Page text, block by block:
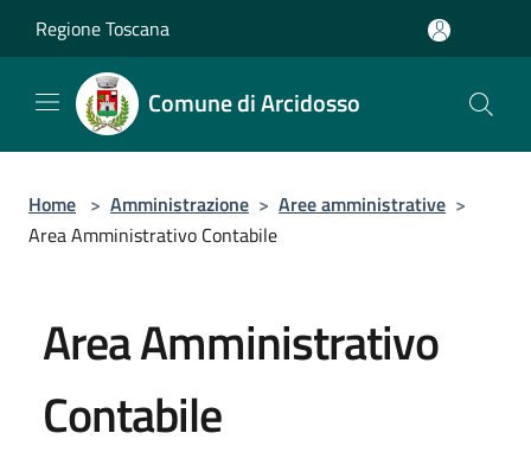
Regione Toscana
Comune di Arcidosso
Home > Amministrazione > Aree amministrative >
Area Amministrativo Contabile
Area Amministrativo
Contabile